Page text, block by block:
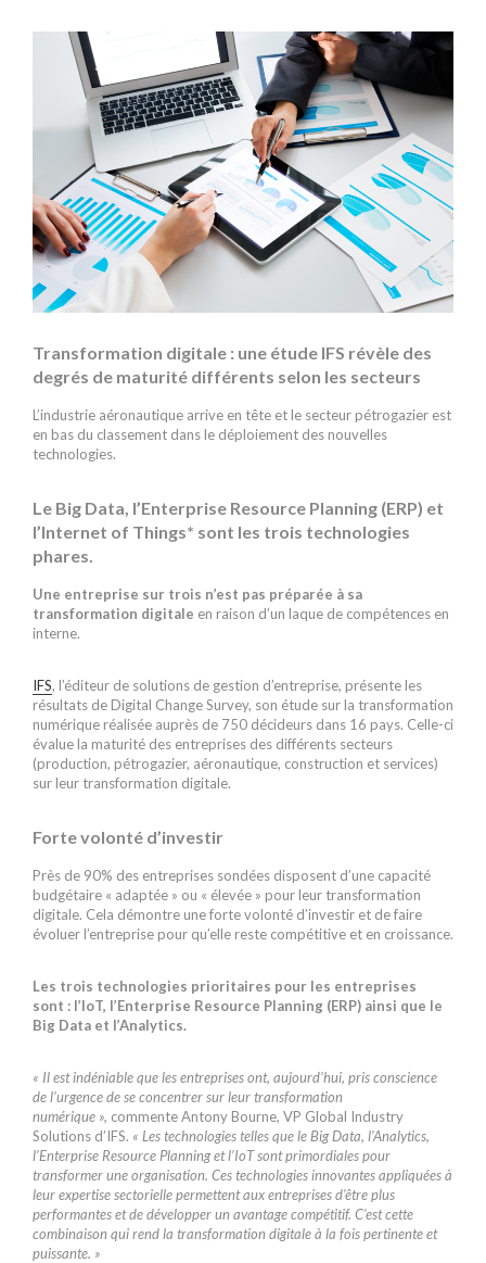
Transformation digitale : une étude IFS révèle des
degrés de maturité différents selon les secteurs
L’industrie aéronautique arrive en tête et le secteur pétrogazier est
en bas du classement dans le déploiement des nouvelles
technologies.
Le Big Data, l’Enterprise Resource Planning (ERP) et
l’Internet of Things* sont les trois technologies
phares.
Une entreprise sur trois n’est pas préparée à sa
transformation digitale en raison d’un laque de compétences en
interne.
IFS, l’éditeur de solutions de gestion d’entreprise, présente les
résultats de Digital Change Survey, son étude sur la transformation
numérique réalisée auprès de 750 décideurs dans 16 pays. Celle-ci
évalue la maturité des entreprises des différents secteurs
(production, pétrogazier, aéronautique, construction et services)
sur leur transformation digitale.
Forte volonté d’investir
Près de 90% des entreprises sondées disposent d’une capacité
budgétaire « adaptée » ou « élevée » pour leur transformation
digitale. Cela démontre une forte volonté d’investir et de faire
évoluer l’entreprise pour qu’elle reste compétitive et en croissance.
Les trois technologies prioritaires pour les entreprises
sont : l’IoT, l’Enterprise Resource Planning (ERP) ainsi que le
Big Data et l’Analytics.
« Il est indéniable que les entreprises ont, aujourd’hui, pris conscience
de l’urgence de se concentrer sur leur transformation
numérique », commente Antony Bourne, VP Global Industry
Solutions d’IFS. « Les technologies telles que le Big Data, l’Analytics,
l’Enterprise Resource Planning et l’IoT sont primordiales pour
transformer une organisation. Ces technologies innovantes appliquées à
leur expertise sectorielle permettent aux entreprises d’être plus
performantes et de développer un avantage compétitif. C’est cette
combinaison qui rend la transformation digitale à la fois pertinente et
puissante. »